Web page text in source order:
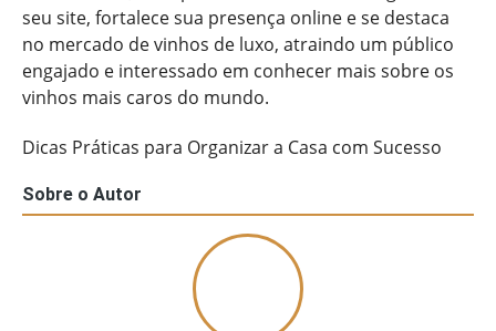
seu site, fortalece sua presença online e se destaca
no mercado de vinhos de luxo, atraindo um público
engajado e interessado em conhecer mais sobre os
vinhos mais caros do mundo.
Dicas Práticas para Organizar a Casa com Sucesso
Sobre o Autor